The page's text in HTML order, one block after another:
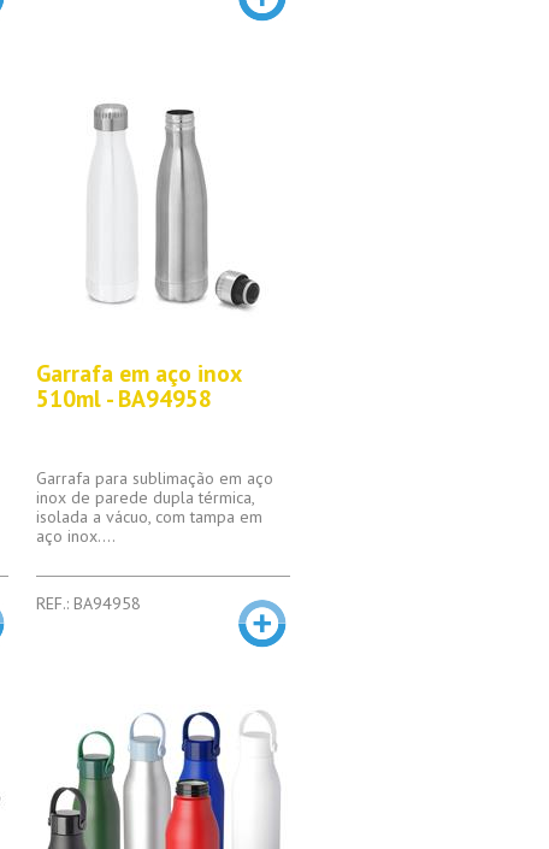
Garrafa em aço inox
510ml - BA94958
Garrafa para sublimação em aço
inox de parede dupla térmica,
isolada a vácuo, com tampa em
aço inox....
REF.: BA94958